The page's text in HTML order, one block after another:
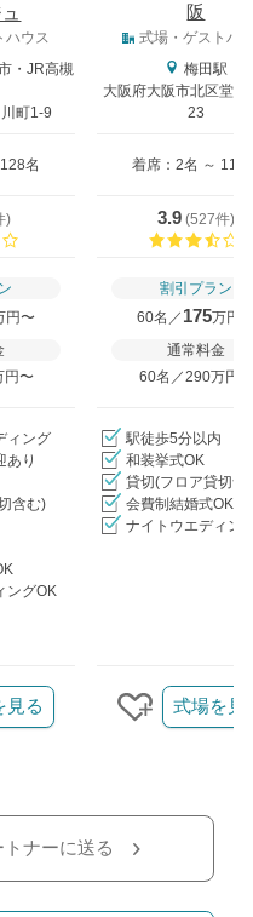
阪
ハウス 式場・ゲストハ
・JR高槻
町1-9
梅田駅
大阪府大阪市北区堂島
23
名 着席：2名 ～ 114
)
3.9 (527件)
円〜
円〜
割引プラン
60名／ 175万円
通常料金
60名／290万円〜
ィング
あり
含む)
ングOK
駅徒歩5分以内
和装挙式OK
貸切(フロア貸切含
会費制結婚式OK
ナイトウエディン
る
見る
クリップす
式場を見
ナーに送る